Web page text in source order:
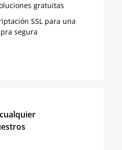
gratuitas
SSL para una
segura